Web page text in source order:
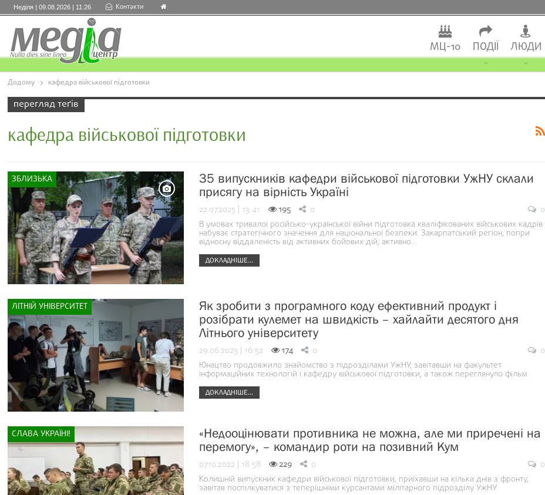
Неділя | 09.08.2026 | 11:26 Контакти
МЦ-10 ПОДІЇ ЛЮДИ
Додому кафедра військової підготовки
перегляд теґів
кафедра військової підготовки
ЗБЛИЗЬКА
35 випускників кафедри військової підготовки УжНУ склали
присягу на вірність Україні
22.07.2025 | 13:41 195 0
0
В умовах тривалої російсько-української війни підготовка кваліфікованих військових кадрів
набуває стратегічного значення для національної безпеки. Закарпатський регіон, попри
відносну віддаленість від активних бойових дій, активно…
ДОКЛАДНІШЕ...
ЛІТНІЙ УНІВЕРСИТЕТ
Як зробити з програмного коду ефективний продукт і
розібрати кулемет на швидкість – хайлайти десятого дня
Літнього університету
29.06.2023 | 16:52 174 0
0
Юнацтво продовжило знайомство з підрозділами УжНУ, завітавши на факультет
інформаційних технологій і кафедру військової підготовки, а також переглянуло фільм
ДОКЛАДНІШЕ...
СЛАВА УКРАЇНІ!
«Недооцінювати противника не можна, але ми приречені на
перемогу», – командир роти на позивний Кум
07.10.2022 | 18:58 229 0
0
Колишній випускник кафедри військової підготовки, приїхавши на кілька днів з фронту,
завітав поспілкуватися з теперішніми курсантами мілітарного підрозділу УжНУ